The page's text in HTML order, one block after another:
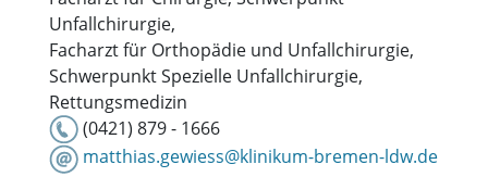
Unfallchirurgie,
Facharzt für Orthopädie und Unfallchirurgie,
Schwerpunkt Spezielle Unfallchirurgie,
Rettungsmedizin
(0421) 879 - 1666
matthias.gewiess@klinikum-bremen-ldw.de